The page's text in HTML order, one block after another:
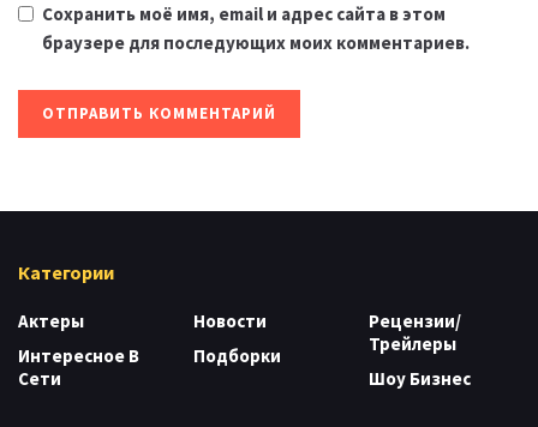
Сохранить моё имя, email и адрес сайта в этом
браузере для последующих моих комментариев.
Категории
Актеры
Интересное В
Сети
Новости
Подборки
Рецензии/
Трейлеры
Шоу Бизнес